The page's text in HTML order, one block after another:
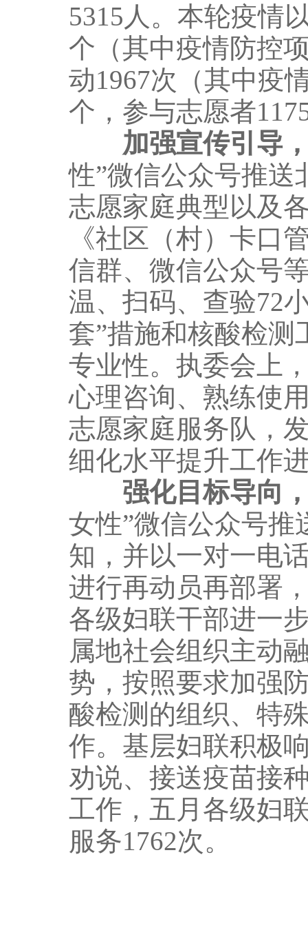
5315人。本轮疫情
个（其中疫情防控
动1967次（其中疫
个，参与志愿者
加强宣传引导
性”微信公众号推
志愿家庭典型以及
《社区（村）卡口
信群、微信公众号
温、扫码、查验72
套”措施和核酸检
专业性。执委会上
心理咨询、熟练使
志愿家庭服务队，
细化水平提升工作
强化目标导向
女性”微信公众号推
知，并以一对一电
进行再动员再部署
各级妇联干部进一
属地社会组织主动
势，按照要求加强
酸检测的组织、特
作。基层妇联积极
劝说、接送疫苗接
工作，五月各级妇
服务1762次。